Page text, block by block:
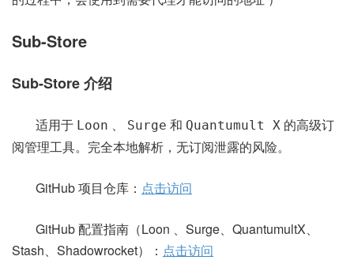
Sub-Store
Sub-Store 介绍
适用于 Loon 、 Surge 和 Quantumult X 的高级订
阅管理工具。完全本地解析，无订阅泄露的风险。
GitHub 项目仓库： 点击访问
GitHub 配置指南（Loon 、Surge、QuantumultX、
Stash、Shadowrocket）： 点击访问